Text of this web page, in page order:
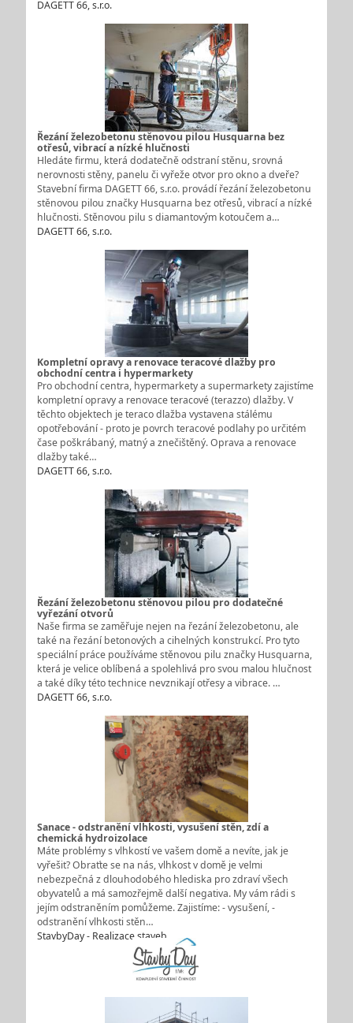
DAGETT 66, s.r.o.
Řezání železobetonu stěnovou pilou Husquarna bez
otřesů, vibrací a nízké hlučnosti
Hledáte firmu, která dodatečně odstraní stěnu, srovná
nerovnosti stěny, panelu či vyřeže otvor pro okno a dveře?
Stavební firma DAGETT 66, s.r.o. provádí řezání železobetonu
stěnovou pilou značky Husquarna bez otřesů, vibrací a nízké
hlučnosti. Stěnovou pilu s diamantovým kotoučem a…
DAGETT 66, s.r.o.
Kompletní opravy a renovace teracové dlažby pro
obchodní centra i hypermarkety
Pro obchodní centra, hypermarkety a supermarkety zajistíme
kompletní opravy a renovace teracové (terazzo) dlažby. V
těchto objektech je teraco dlažba vystavena stálému
opotřebování - proto je povrch teracové podlahy po určitém
čase poškrábaný, matný a znečištěný. Oprava a renovace
dlažby také…
DAGETT 66, s.r.o.
Řezání železobetonu stěnovou pilou pro dodatečné
vyřezání otvorů
Naše firma se zaměřuje nejen na řezání železobetonu, ale
také na řezání betonových a cihelných konstrukcí. Pro tyto
speciální práce používáme stěnovou pilu značky Husquarna,
která je velice oblíbená a spolehlivá pro svou malou hlučnost
a také díky této technice nevznikají otřesy a vibrace. …
DAGETT 66, s.r.o.
Sanace - odstranění vlhkosti, vysušení stěn, zdí a
chemická hydroizolace
Máte problémy s vlhkostí ve vašem domě a nevíte, jak je
vyřešit? Obraťte se na nás, vlhkost v domě je velmi
nebezpečná z dlouhodobého hlediska pro zdraví všech
obyvatelů a má samozřejmě další negativa. My vám rádi s
jejím odstraněním pomůžeme. Zajistíme: - vysušení, -
odstranění vlhkosti stěn…
StavbyDay - Realizace staveb